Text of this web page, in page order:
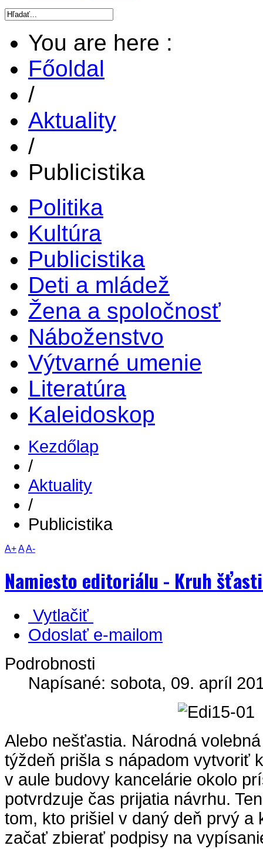
You are here :
Főoldal
/
Aktuality
/
Publicistika
Politika
Kultúra
Publicistika
Deti a mládež
Žena a spoločnosť
Náboženstvo
Výtvarné umenie
Literatúra
Kaleidoskop
Kezdőlap
/
Aktuality
/
Publicistika
A+AA-
Namiesto editoriálu - Kruh
Vytlačiť
Odoslať e-mailom
Podrobnosti
Napísané: sobota, 09. apríl
Alebo nešťastia. Národná
týždeň prišla s nápadom vytvoriť
v aule budovy kancelárie okolo
potvrdzuje čas prijatia návrhu.
tom, kto prišiel v daný deň prvý a
začať zbierať podpisy na